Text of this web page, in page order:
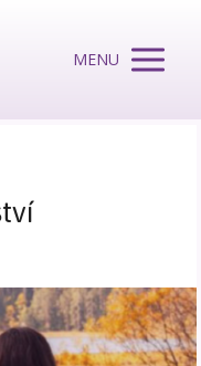
MENU